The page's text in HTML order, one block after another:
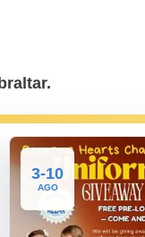
3-10
AGO